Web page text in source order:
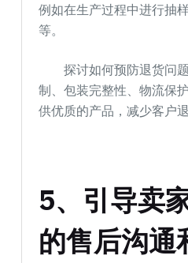
例如在生产过程中进行抽
等。
探讨如何预防退货问题
制、包装完整性、物流保
供优质的产品，减少客户
5、引导卖
的售后沟通